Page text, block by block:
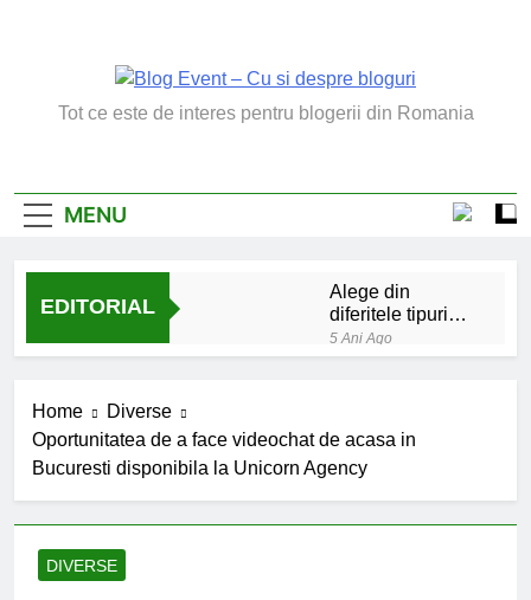
Blog Event – Cu Si
Tot ce este de interes pentru blogerii din Romania
MENU
EDITORIAL
Alege din
diferitele tipuri
de bratara de
argint
5 Ani Ago
Lucruri esentiale
invatate de la copilul
meu
6 Ani Ago
Home
Diverse
Oportunitatea de a face videochat de acasa in
Bucuresti disponibila la Unicorn Agency
DIVERSE